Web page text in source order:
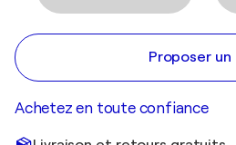
Proposer un
Achetez en toute confiance